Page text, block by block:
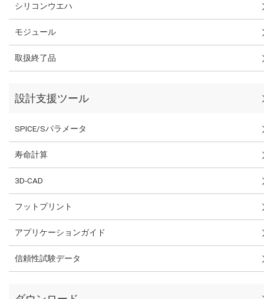
シリコンウエハ
モジュール
取扱終了品
設計支援ツール
SPICE/Sパラメータ
寿命計算
3D-CAD
フットプリント
アプリケーションガイド
信頼性試験データ